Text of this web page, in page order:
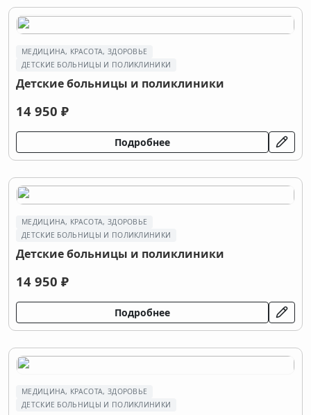
МЕДИЦИНА, КРАСОТА, ЗДОРОВЬЕ
ДЕТСКИЕ БОЛЬНИЦЫ И ПОЛИКЛИНИКИ
Детские больницы и поликлиники
14 950 ₽
Подробнее
МЕДИЦИНА, КРАСОТА, ЗДОРОВЬЕ
ДЕТСКИЕ БОЛЬНИЦЫ И ПОЛИКЛИНИКИ
Детские больницы и поликлиники
14 950 ₽
Подробнее
МЕДИЦИНА, КРАСОТА, ЗДОРОВЬЕ
ДЕТСКИЕ БОЛЬНИЦЫ И ПОЛИКЛИНИКИ